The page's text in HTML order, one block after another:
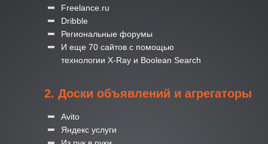
Freelance.ru
Dribble
Региональные форумы
И еще 70 сайтов с помощью
технологии X-Ray и Boolean Search
2. Доски объявлений и агрегаторы
Avito
Яндекс услуги